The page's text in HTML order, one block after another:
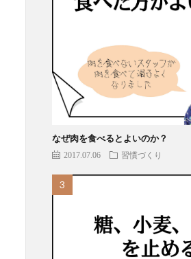
なぜ肉を食べるとよいのか？
2017.07.06 習慣づくり